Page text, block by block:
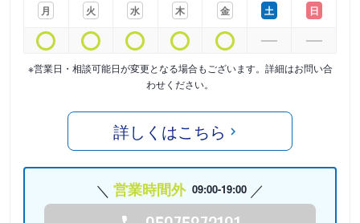
月
火
水
木
金
土
日
※営業日・相談可能日が変更となる場合もございます。詳細はお問い合
わせください。
詳しくはこちら
営業時間外 09:00-19:00